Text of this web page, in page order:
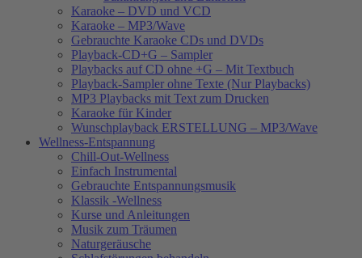
Karaoke – DVD und VCD
Karaoke – MP3/Wave
Gebrauchte Karaoke CDs und DVDs
Playback-CD+G – Sampler
Playbacks auf CD ohne +G – Mit Textbuch
Playback-Sampler ohne Texte (Nur Playbacks)
MP3 Playbacks mit Text zum Drucken
Karaoke für Kinder
Wunschplayback ERSTELLUNG – MP3/Wave
Wellness-Entspannung
Chill-Out-Wellness
Einfach Instrumental
Gebrauchte Entspannungsmusik
Klassik -Wellness
Kurse und Anleitungen
Musik zum Träumen
Naturgeräusche